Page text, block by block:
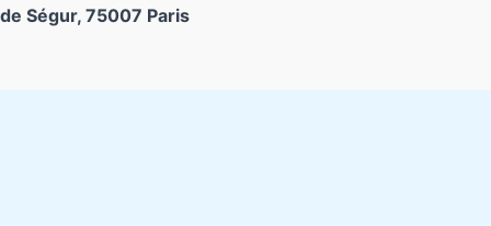
de Ségur, 75007 Paris